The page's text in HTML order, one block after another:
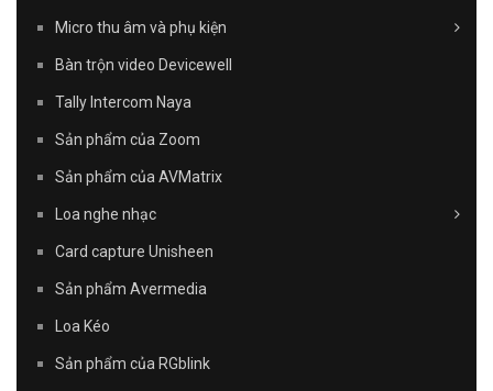
Micro thu âm và phụ kiện
Bàn trộn video Devicewell
Tally Intercom Naya
Sản phẩm của Zoom
Sản phẩm của AVMatrix
Loa nghe nhạc
Card capture Unisheen
Sản phẩm Avermedia
Loa Kéo
Sản phẩm của RGblink